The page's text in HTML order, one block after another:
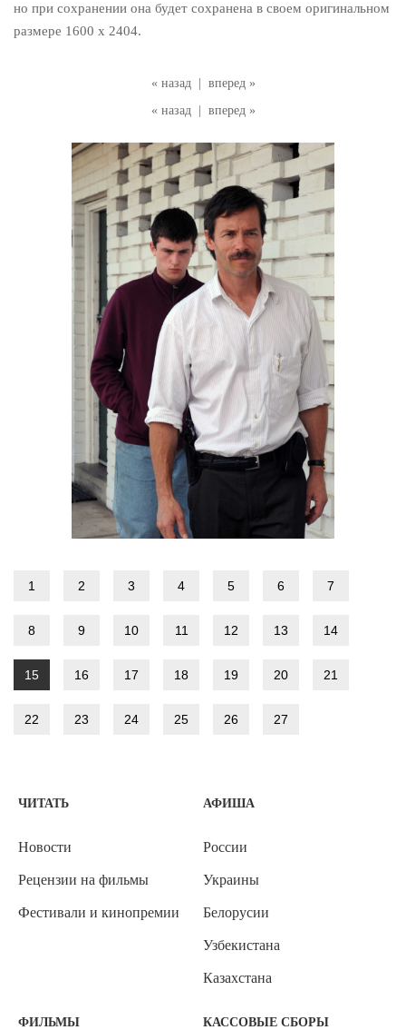
« назад
вперед »
« назад
вперед »
но при сохранении она будет сохранена в своем оригинальном
размере 1600 x 2404.
1 2 3 4 5 6 7
8 9 10 11 12 13 14
15 16 17 18 19 20 21
22 23 24 25 26 27
ЧИТАТЬ
Новости
Рецензии на фильмы
Фестивали и кинопремии
АФИША
России
Украины
Белорусии
Узбекистана
Казахстана
ФИЛЬМЫ КАССОВЫЕ СБОРЫ